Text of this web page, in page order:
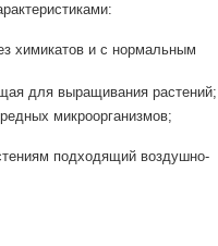
химикатов и с нормальным
для выращивания растений;
микроорганизмов;
подходящий воздушно-